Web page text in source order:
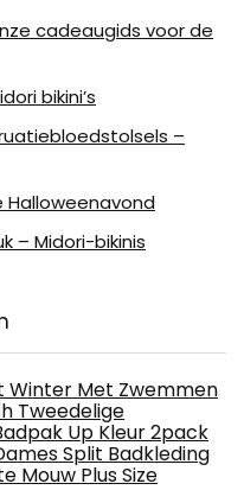
cadeaugids voor de
bikini’s
–
– Midori-bikinis
Winter Met Zwemmen
Tweedelige
Up Kleur 2pack
Split Badkleding
Mouw Plus Size